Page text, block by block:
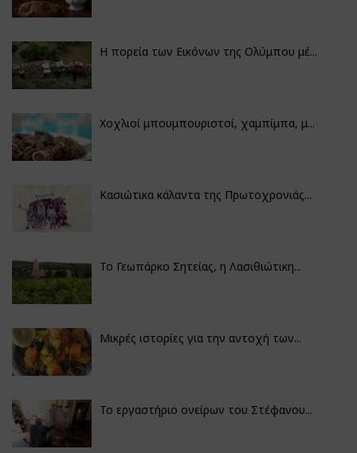
Η πορεία των Εικόνων της Ολύμπου μέ...
Χοχλιοί μπουμπουριστοί, χαμπίμπα, μ...
Κασιώτικα κάλαντα της Πρωτοχρονιάς...
Το Γεωπάρκο Σητείας, η Λασιθιώτικη...
Μικρές ιστορίες για την αντοχή των...
Το εργαστήριο ονείρων του Στέφανου...